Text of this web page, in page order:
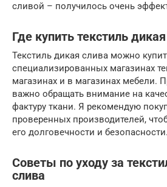
сливой – получилось очень
Где купить текстиль
Текстиль дикая слива можно
специализированных магазинах
магазинах и в магазинах мебели.
важно обращать внимание на
фактуру ткани. Я рекомендую
проверенных производителей,
его долговечности и безопасности.
Советы по уходу за
слива